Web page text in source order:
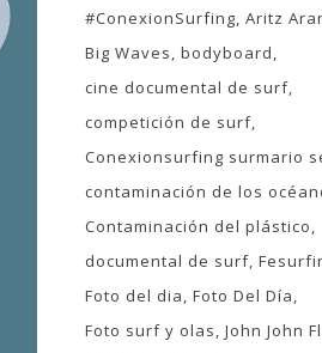
#ConexionSurfing Aritz
Big Waves bodyboard
cine documental de surf
competición de surf
Conexionsurfing surmario
contaminación de los
Contaminación del plástico
documental de surf
Foto del dia Foto Del Día
Foto surf y olas John John